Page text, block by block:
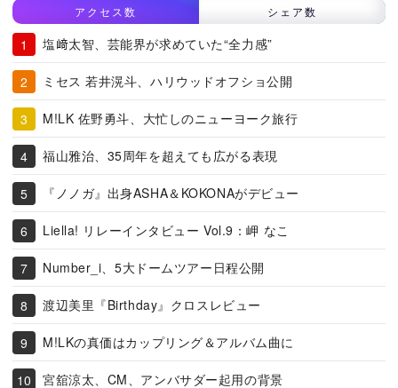
アクセス数 シェア数
塩﨑太智、芸能界が求めていた“全力感”
ミセス 若井滉斗、ハリウッドオフショ公開
M!LK 佐野勇斗、大忙しのニューヨーク旅行
福山雅治、35周年を超えても広がる表現
『ノノガ』出身ASHA＆KOKONAがデビュー
Liella! リレーインタビュー Vol.9：岬 なこ
Number_i、5大ドームツアー日程公開
渡辺美里『Birthday』クロスレビュー
M!LKの真価はカップリング＆アルバム曲に
宮舘涼太、CM、アンバサダー起用の背景